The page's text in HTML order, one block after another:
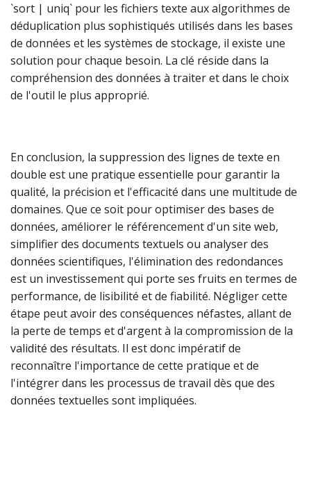
`sort | uniq` pour les fichiers texte aux algorithmes de
déduplication plus sophistiqués utilisés dans les bases
de données et les systèmes de stockage, il existe une
solution pour chaque besoin. La clé réside dans la
compréhension des données à traiter et dans le choix
de l'outil le plus approprié.
En conclusion, la suppression des lignes de texte en
double est une pratique essentielle pour garantir la
qualité, la précision et l'efficacité dans une multitude de
domaines. Que ce soit pour optimiser des bases de
données, améliorer le référencement d'un site web,
simplifier des documents textuels ou analyser des
données scientifiques, l'élimination des redondances
est un investissement qui porte ses fruits en termes de
performance, de lisibilité et de fiabilité. Négliger cette
étape peut avoir des conséquences néfastes, allant de
la perte de temps et d'argent à la compromission de la
validité des résultats. Il est donc impératif de
reconnaître l'importance de cette pratique et de
l'intégrer dans les processus de travail dès que des
données textuelles sont impliquées.